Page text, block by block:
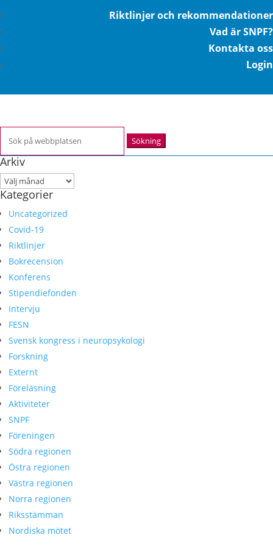
Riktlinjer och rekommendationer
Vad är SNPF?
Kontakta oss
Login
efter:
Arkiv
Arkiv
Kategorier
Uncategorized
Covid-19
Riktlinjer
Bokrecension
Konferens
Stipendiefonden
Intervju
FESN
Svensk kongress i neuropsykologi
Forskning
Externt
Föreläsning
Aktiviteter
SNPF
Föreningen
Södra regionen
Östra regionen
Västra regionen
Norra regionen
Riksstämman
Nordiska mötet